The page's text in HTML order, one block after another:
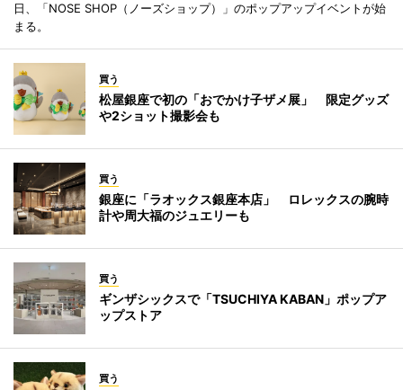
日、「NOSE SHOP（ノーズショップ）」のポップアップイベントが始
まる。
買う
松屋銀座で初の「おでかけ子ザメ展」 限定グッズ
や2ショット撮影会も
買う
銀座に「ラオックス銀座本店」 ロレックスの腕時
計や周大福のジュエリーも
買う
ギンザシックスで「TSUCHIYA KABAN」ポップア
ップストア
買う